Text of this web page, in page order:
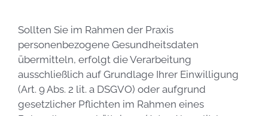
Sollten Sie im Rahmen der Praxis
personenbezogene Gesundheitsdaten
übermitteln, erfolgt die Verarbeitung
ausschließlich auf Grundlage Ihrer Einwilligung
(Art. 9 Abs. 2 lit. a DSGVO) oder aufgrund
gesetzlicher Pflichten im Rahmen eines